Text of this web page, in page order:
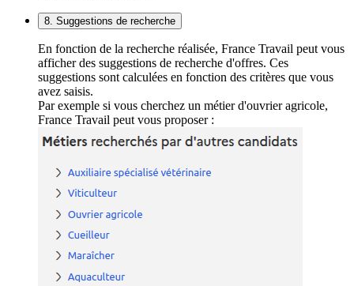
8. Suggestions de recherche
En fonction de la recherche réalisée, France Travail peut vous
afficher des suggestions de recherche d'offres. Ces
suggestions sont calculées en fonction des critères que vous
avez saisis.
Par exemple si vous cherchez un métier d'ouvrier agricole,
France Travail peut vous proposer :